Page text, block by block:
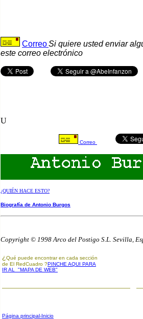
CorreoSi quiere usted enviar
este correo electrónico
U
Correo
¿QUIÉN HACE ESTO?
Biografía de Antonio Burgos
Copyright © 1998 Arco del Postigo S.L. Sevilla,
¿ Qué puede encontrar en cada sección
de El RedCuadro ?PINCHE AQUI PARA
IR AL "MAPA DE WEB"
Página principal-Inicio